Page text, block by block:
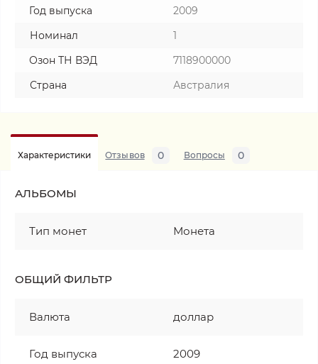
Год выпуска
2009
Номинал
1
Озон ТН ВЭД
7118900000
Страна
Австралия
Характеристики Отзывов 0 Вопросы 0
АЛЬБОМЫ
Тип монет Монета
ОБЩИЙ ФИЛЬТР
Валюта доллар
Год выпуска 2009